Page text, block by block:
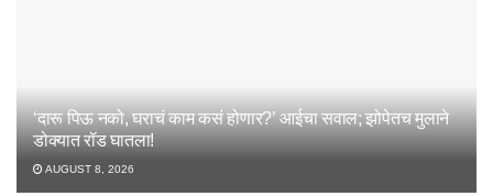
‘दारू पिऊ नको, घराचं काम कसं होणार?’ आईचा सवाल; झोपेतच मुलाने
डोक्यात रॉड घातला!
AUGUST 8, 2026